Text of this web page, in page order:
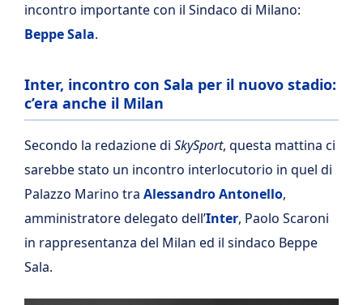
incontro importante con il Sindaco di Milano:
Beppe Sala.
Inter, incontro con Sala per il nuovo stadio:
c’era anche il Milan
Secondo la redazione di SkySport, questa mattina ci
sarebbe stato un incontro interlocutorio in quel di
Palazzo Marino tra Alessandro Antonello,
amministratore delegato dell’Inter, Paolo Scaroni
in rappresentanza del Milan ed il sindaco Beppe
Sala.